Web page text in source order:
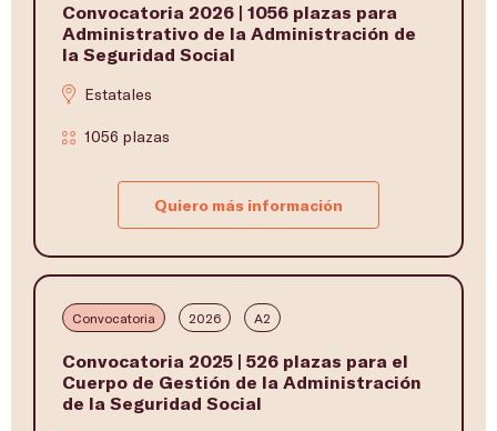
Convocatoria 2026 | 1056 plazas para
Administrativo de la Administración de
la Seguridad Social
Estatales
1056 plazas
Quiero más información
Convocatoria 2026 A2
Convocatoria 2025 | 526 plazas para el
Cuerpo de Gestión de la Administración
de la Seguridad Social